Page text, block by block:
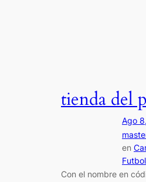
tienda del
Ago
en
Con el nombre en